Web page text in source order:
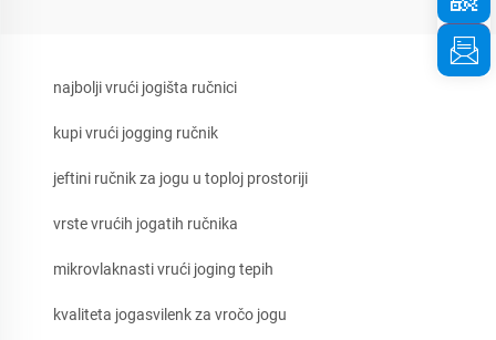
najbolji vrući jogišta ručnici
kupi vrući jogging ručnik
jeftini ručnik za jogu u toploj prostoriji
vrste vrućih jogatih ručnika
mikrovlaknasti vrući joging tepih
kvaliteta jogasvilenk za vročo jogu